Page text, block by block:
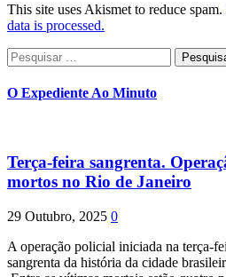
This site uses Akismet to reduce spam.
data is processed.
Pesquisar
por:
O Expediente Ao Minuto
Terça-feira sangrenta.
mortos no Rio de Janeiro
29 Outubro, 2025 0
A operação policial iniciada na terça-
sangrenta da história da cidade